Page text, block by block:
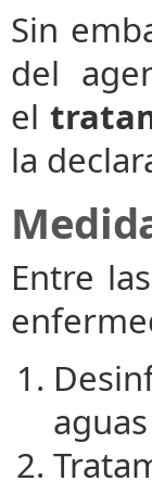
Sin
del
el
la
Entre